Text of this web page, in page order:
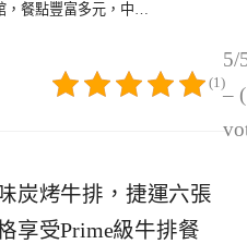
，餐點豐富多元，中…
5/
–
(1)
炭烤牛排，捷運六張
享受Prime級牛排餐